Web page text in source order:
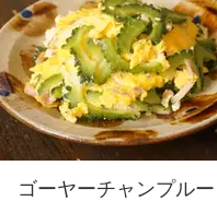
ゴーヤーチャンプルー